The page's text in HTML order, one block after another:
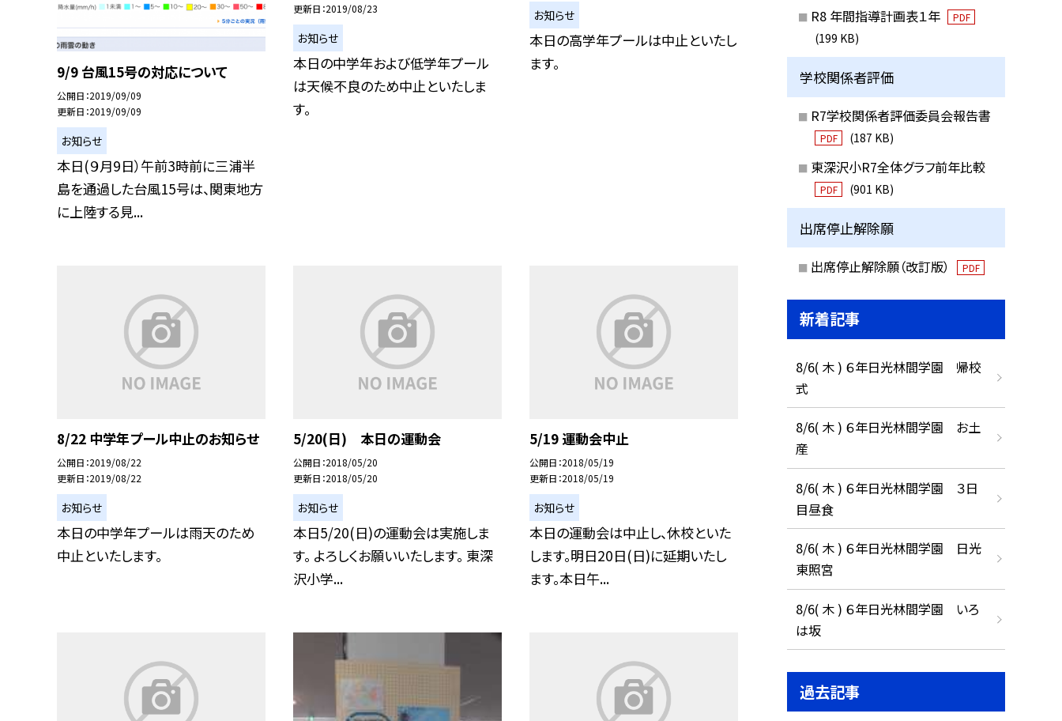
9/9 台風15号の対応について
公開日 2019/09/09
更新日 2019/09/09
お知らせ
本日(９月9日）午前3時前に三浦半
島を通過した台風15号は、関東地方
に上陸する見...
更新日 2019/08/23
お知らせ
本日の中学年および低学年プール
は天候不良のため中止といたしま
す。
お知らせ
本日の高学年プールは中止といたし
ます。
8/22 中学年プール中止のお知らせ
公開日 2019/08/22
更新日 2019/08/22
お知らせ
本日の中学年プールは雨天のため
中止といたします。
5/20(日) 本日の運動会
公開日 2018/05/20
更新日 2018/05/20
お知らせ
本日5/20(日)の運動会は実施しま
す。 よろしくお願いいたします。 東深
沢小学...
5/19 運動会中止
公開日 2018/05/19
更新日 2018/05/19
お知らせ
本日の運動会は中止し、休校といた
します。明日20日(日)に延期いたし
ます。本日午...
R8 年間指導計画表１年 PDF
(199 KB)
学校関係者評価
R7学校関係者評価委員会報告書
PDF (187 KB)
東深沢小R7全体グラフ前年比較
PDF (901 KB)
出席停止解除願
出席停止解除願（改訂版） PDF
新着記事
8/6( 木 ) ６年日光林間学園 帰校
式
8/6( 木 ) ６年日光林間学園 お土
産
8/6( 木 ) ６年日光林間学園 ３日
目昼食
8/6( 木 ) ６年日光林間学園 日光
東照宮
8/6( 木 ) ６年日光林間学園 いろ
は坂
過去記事